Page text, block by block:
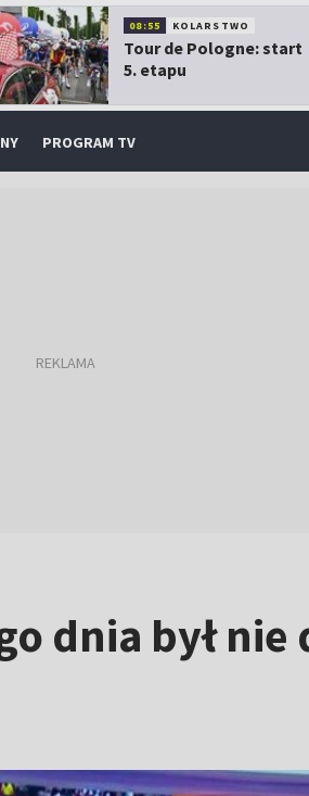
08:55 KOLARSTWO
Tour de Pologne: start
5. etapu
PROGRAM TV
dnia był nie